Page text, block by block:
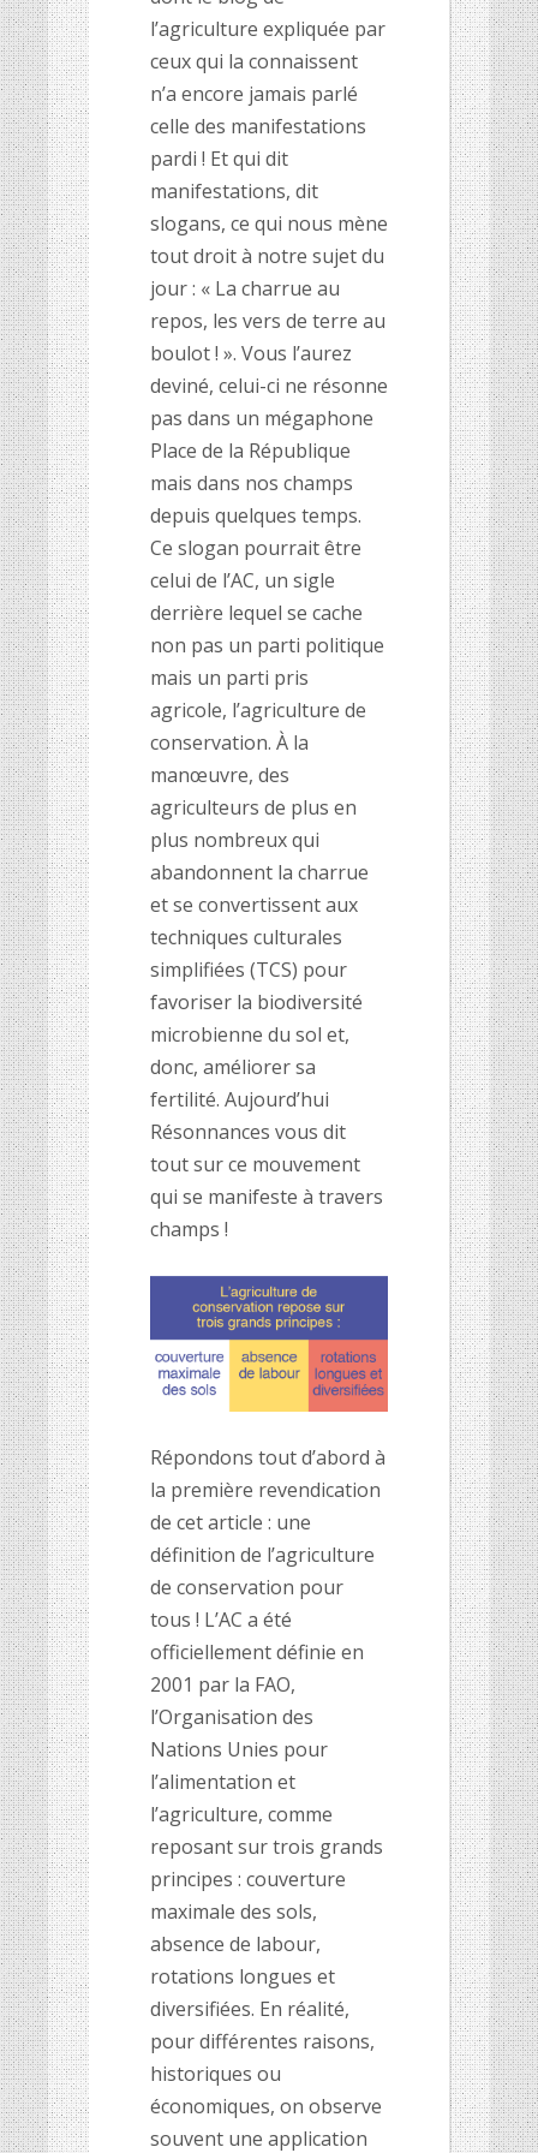
l’agriculture expliquée par
ceux qui la connaissent
n’a encore jamais parlé
celle des manifestations
pardi ! Et qui dit
manifestations, dit
slogans, ce qui nous mène
tout droit à notre sujet du
jour : « La charrue au
repos, les vers de terre au
boulot ! ». Vous l’aurez
deviné, celui-ci ne résonne
pas dans un mégaphone
Place de la République
mais dans nos champs
depuis quelques temps.
Ce slogan pourrait être
celui de l’AC, un sigle
derrière lequel se cache
non pas un parti politique
mais un parti pris
agricole, l’agriculture de
conservation. À la
manœuvre, des
agriculteurs de plus en
plus nombreux qui
abandonnent la charrue
et se convertissent aux
techniques culturales
simplifiées (TCS) pour
favoriser la biodiversité
microbienne du sol et,
donc, améliorer sa
fertilité. Aujourd’hui
Résonnances vous dit
tout sur ce mouvement
qui se manifeste à travers
champs !
Répondons tout d’abord à
la première revendication
de cet article : une
définition de l’agriculture
de conservation pour
tous ! L’AC a été
officiellement définie en
2001 par la FAO,
l’Organisation des
Nations Unies pour
l’alimentation et
l’agriculture, comme
reposant sur trois grands
principes : couverture
maximale des sols,
absence de labour,
rotations longues et
diversifiées. En réalité,
pour différentes raisons,
historiques ou
économiques, on observe
souvent une application